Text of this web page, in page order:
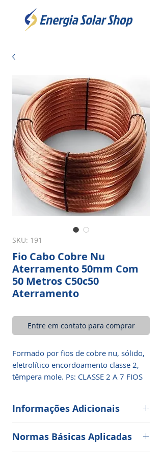
SKU: 191
Fio Cabo Cobre Nu
Aterramento 50mm Com
50 Metros C50c50
Aterramento
Entre em contato para comprar
Formado por fios de cobre nu, sólido,
eletrolítico encordoamento classe 2,
têmpera mole. Ps: CLASSE 2 A 7 FIOS
Informações Adicionais
transmissão de energia elétrica e no
sistema de aterramento e para-raios.
Normas Básicas Aplicadas